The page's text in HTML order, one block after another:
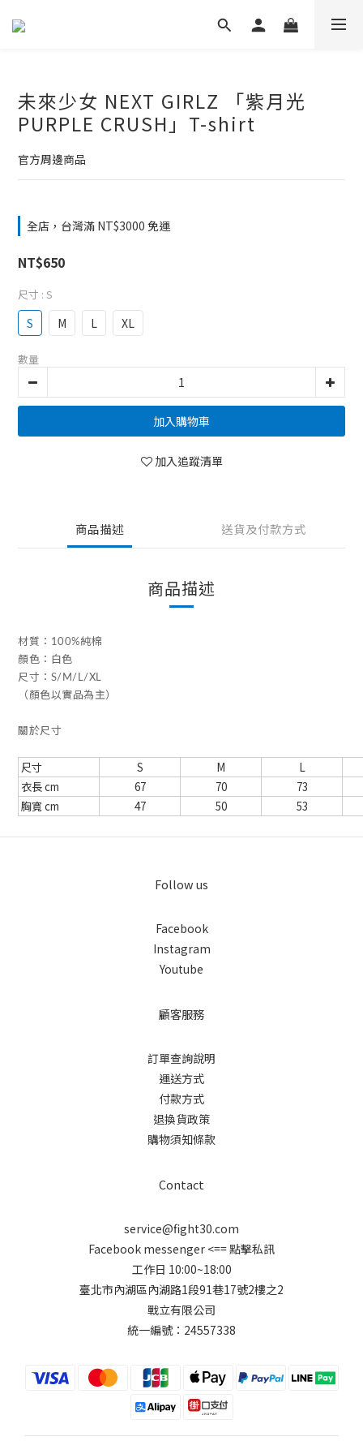
未來少女 NEXT GIRLZ 「紫月光
PURPLE CRUSH」T-shirt
官方周邊商品
全店，台灣滿 NT$3000 免運
NT$650
尺寸 : S
S M L XL
數量
加入購物車
加入追蹤清單
商品描述 送貨及付款方式
商品描述
材質：100%純棉
顏色：白色
尺寸：S/M/L/XL
（顏色以實品為主）
關於尺寸
尺寸 S M
L
衣長 cm
67 70
73
胸寬 cm
47 50 53
Follow us
Facebook
Instagram
Youtube
顧客服務
訂單查詢說明
運送方式
付款方式
退換貨政策
購物須知條款
Contact
service@fight30.com
Facebook messenger <== 點擊私訊
工作日 10:00~18:00
臺北市內湖區內湖路1段91巷17號2樓之2
戰立有限公司
統一編號：24557338